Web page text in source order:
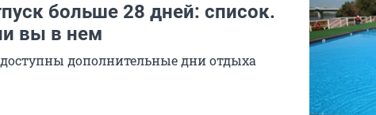
больше 28 дней: список.
вы в нем
дополнительные дни отдыха